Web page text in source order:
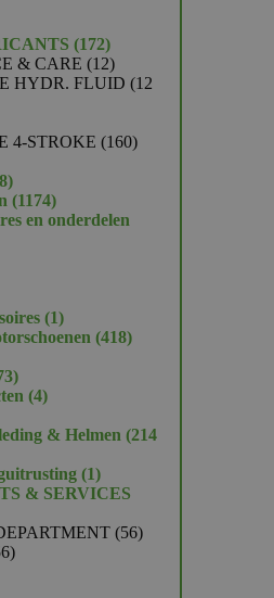
172172
producten
& CARE 1212
producten
HYDR. FLUID
12
4-STROKE 160160
1388
producten
11741174
producten
en onderdelen
11
product418418
373
producten
44
& Helmen
214
11
product
& SERVICES
5656
56